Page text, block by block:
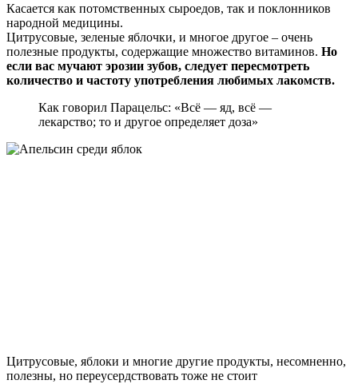
Касается как потомственных сыроедов, так и поклонников
народной медицины.
Цитрусовые, зеленые яблочки, и многое другое – очень
полезные продукты, содержащие множество витаминов. Но
если вас мучают эрозии зубов, следует пересмотреть
количество и частоту употребления любимых лакомств.
Как говорил Парацельс: «Всё — яд, всё —
лекарство; то и другое определяет доза»
Цитрусовые, яблоки и многие другие продукты, несомненно,
полезны, но переусердствовать тоже не стоит